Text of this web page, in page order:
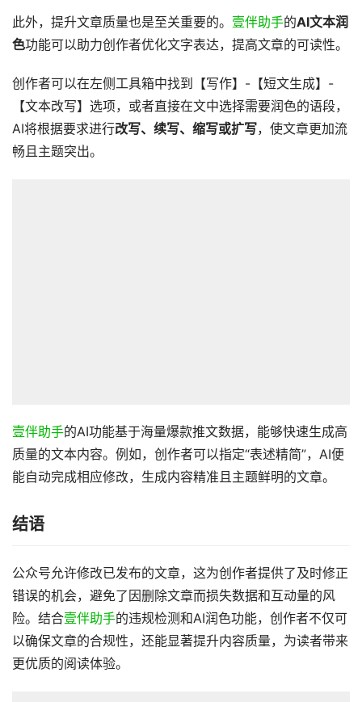
此外，提升文章质量也是至关重要的。 壹伴助手的AI文本润
色功能可以助力创作者优化文字表达，提高文章的可读性。
创作者可以在左侧工具箱中找到【写作】-【短文生成】-
【文本改写】选项，或者直接在文中选择需要润色的语段，
AI将根据要求进行改写、续写、缩写或扩写，使文章更加流
畅且主题突出。
壹伴助手的AI功能基于海量爆款推文数据，能够快速生成高
质量的文本内容。例如，创作者可以指定“表述精简”，AI便
能自动完成相应修改，生成内容精准且主题鲜明的文章。
结语
公众号允许修改已发布的文章，这为创作者提供了及时修正
错误的机会，避免了因删除文章而损失数据和互动量的风
险。结合壹伴助手的违规检测和AI润色功能，创作者不仅可
以确保文章的合规性，还能显著提升内容质量，为读者带来
更优质的阅读体验。